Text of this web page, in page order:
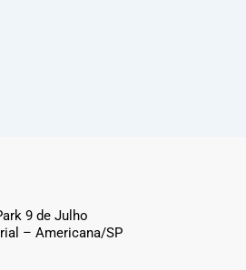
9 de Julho
– Americana/SP